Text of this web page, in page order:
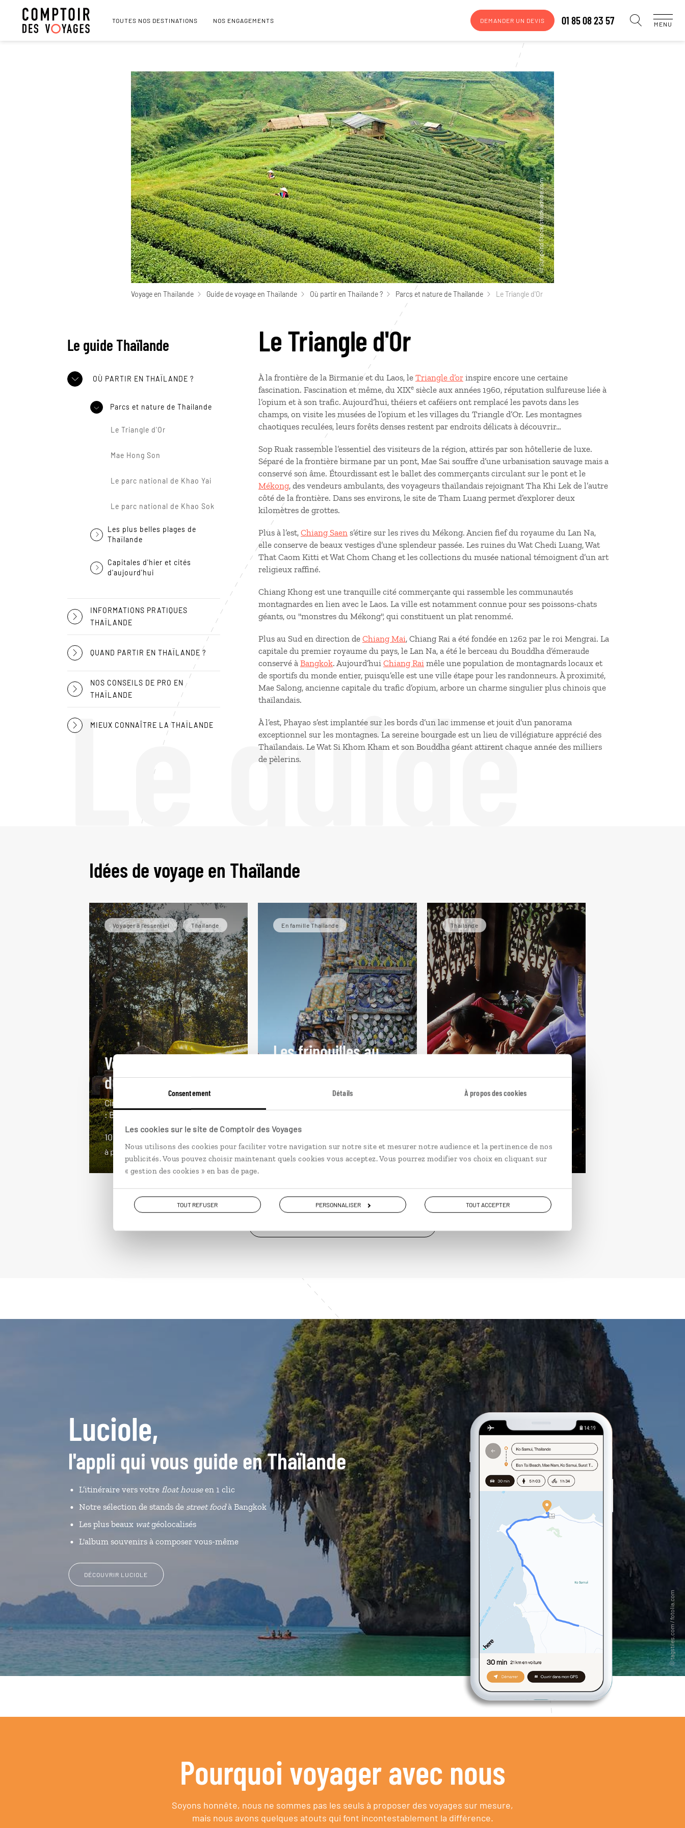
Consentement Détails À propos des cookies
Les cookies sur le site de Comptoir des Voyages
Nous utilisons des cookies pour faciliter votre navigation sur notre site et mesurer notre audience et la pertinence de nos
publicités. Vous pouvez choisir maintenant quels cookies vous acceptez. Vous pourrez modifier vos choix en cliquant sur
« gestion des cookies » en bas de page.
TOUT REFUSER PERSONNALISER TOUT ACCEPTER
TOUTES NOS DESTINATIONS NOS ENGAGEMENTS DEMANDER UN DEVIS 01 85 08 23 57 MENU
Voyage en Thaïlande Guide de voyage en Thaïlande Où partir en Thaïlande ? Parcs et nature de Thailande Le Triangle d'Or
Le guide
Le guide Thaïlande
OÙ PARTIR EN THAÏLANDE ?
Parcs et nature de Thailande
Le Triangle d'Or
Mae Hong Son
Le parc national de Khao Yai
Le parc national de Khao Sok
Les plus belles plages de
Thaïlande
Capitales d'hier et cités
d'aujourd'hui
INFORMATIONS PRATIQUES
THAÏLANDE
QUAND PARTIR EN THAÏLANDE ?
NOS CONSEILS DE PRO EN
THAÏLANDE
MIEUX CONNAÎTRE LA THAÏLANDE
Le Triangle d'Or
À la frontière de la Birmanie et du Laos, le Triangle d’or inspire encore une certaine
fascination. Fascination et même, du XIXe siècle aux années 1960, réputation sulfureuse liée à
l’opium et à son trafic. Aujourd’hui, théiers et caféiers ont remplacé les pavots dans les
champs, on visite les musées de l’opium et les villages du Triangle d’Or. Les montagnes
chaotiques reculées, leurs forêts denses restent par endroits délicats à découvrir…
Sop Ruak rassemble l’essentiel des visiteurs de la région, attirés par son hôtellerie de luxe.
Séparé de la frontière birmane par un pont, Mae Sai souffre d’une urbanisation sauvage mais a
conservé son âme. Étourdissant est le ballet des commerçants circulant sur le pont et le
Mékong, des vendeurs ambulants, des voyageurs thaïlandais rejoignant Tha Khi Lek de l’autre
côté de la frontière. Dans ses environs, le site de Tham Luang permet d’explorer deux
kilomètres de grottes.
Plus à l’est, Chiang Saen s’étire sur les rives du Mékong. Ancien fief du royaume du Lan Na,
elle conserve de beaux vestiges d’une splendeur passée. Les ruines du Wat Chedi Luang, Wat
That Caom Kitti et Wat Chom Chang et les collections du musée national témoignent d’un art
religieux raffiné.
Chiang Khong est une tranquille cité commerçante qui rassemble les communautés
montagnardes en lien avec le Laos. La ville est notamment connue pour ses poissons-chats
géants, ou "monstres du Mékong", qui constituent un plat renommé.
Plus au Sud en direction de Chiang Mai, Chiang Rai a été fondée en 1262 par le roi Mengrai. La
capitale du premier royaume du pays, le Lan Na, a été le berceau du Bouddha d’émeraude
conservé à Bangkok. Aujourd’hui Chiang Rai mêle une population de montagnards locaux et
de sportifs du monde entier, puisqu’elle est une ville étape pour les randonneurs. À proximité,
Mae Salong, ancienne capitale du trafic d’opium, arbore un charme singulier plus chinois que
thaïlandais.
À l’est, Phayao s’est implantée sur les bords d’un lac immense et jouit d’un panorama
exceptionnel sur les montagnes. La sereine bourgade est un lieu de villégiature apprécié des
Thaïlandais. Le Wat Si Khom Kham et son Bouddha géant attirent chaque année des milliers
de pèlerins.
Idées de voyage en Thaïlande
Voyager à l’essentiel Thaïlande
Voyage au royaume
du Siam
Circuit des essentiels en Thaïlande
: Bangkok, Chiang Mai, Koh Samui.
10 jours / 7 nuits
à partir de 2200€
En famille Thaïlande
Les fripouilles au
Circuit Thaïlande en famille :
12 jours / 10 nuits
à partir de 2350€
Thaïlande
thaïes
à partir de 3200€
Luciole,
l'appli qui vous guide en Thaïlande
L’itinéraire vers votre float houseen 1 clic
Notre sélection de stands de street foodà Bangkok
Les plus beaux watgéolocalisés
L'album souvenirs à composer vous-même
DÉCOUVRIR LUCIOLE
Pourquoi voyager avec nous
Soyons honnête, nous ne sommes pas les seuls à proposer des voyages sur mesure,
mais nous avons quelques atouts qui font incontestablement la différence.